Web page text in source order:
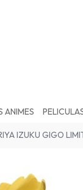
ANIMES
IZUKU GIGO